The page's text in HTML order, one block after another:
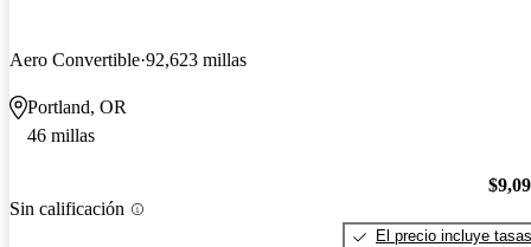
Aero Convertible 92,623 millas
Portland, OR
46 millas
Sin calificación
El precio incluye tasas